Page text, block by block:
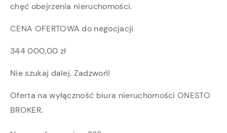
chęć obejrzenia nieruchomości.
CENA OFERTOWA do negocjacji
344 000,00 zł
Nie szukaj dalej. Zadzwoń!
Oferta na wyłączność biura nieruchomości ONESTO
BROKER.